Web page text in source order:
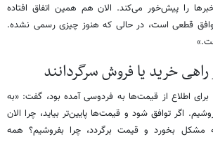
را پیش‌خور می‌کند. الان هم همین اتفاق افتاده
قطعی است، در حالی که هنوز چیزی رسمی نشده.
خرید یا فروش سرگردانند
اطلاع از قیمت‌ها به فردوسی آمده بود، گفت: «به
اگر توافق شود و قیمت‌ها پایین‌تر بیاید، چرا الان
مشکل بخورد و قیمت برگردد، چرا بفروشیم؟ همه